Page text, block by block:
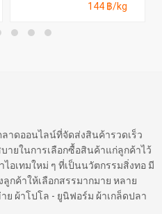
144 ฿/kg
าดออนไลน์ที่จัดส่งสินค้ารวดเร็ว
ายในการเลือกซื้อสินค้าแก่ลูกค้าไว้
อเทมใหม่ ๆ ที่เป็นนวัตกรรมสิ่งทอ มี
กค้าให้เลือกสรรมากมาย หลาย
ย ผ้าโปโล - ยูนิฟอร์ม ผ้าเกล็ดปลา